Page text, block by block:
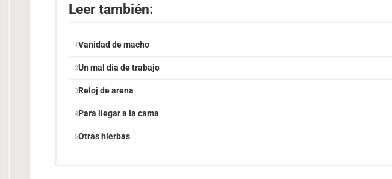
Leer también:
Vanidad de macho
Un mal día de trabajo
Reloj de arena
Para llegar a la cama
Otras hierbas